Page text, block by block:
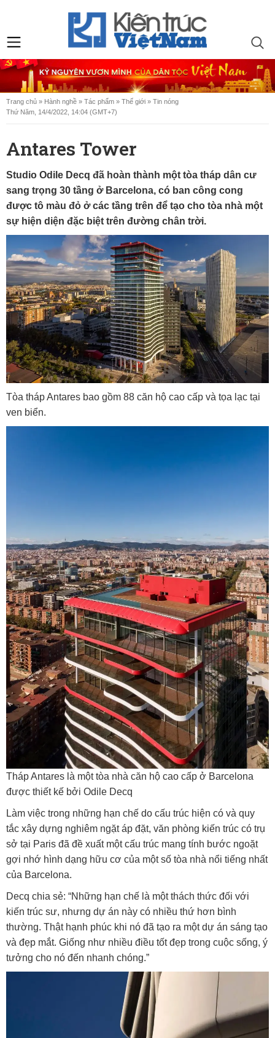
Trang chủ » Hành nghề » Tác phẩm » Thế giới » Tin nóng
Thứ Năm, 14/4/2022, 14:04 (GMT+7)
Antares Tower
Studio Odile Decq đã hoàn thành một tòa tháp dân cư
sang trọng 30 tầng ở Barcelona, ​​có ban công cong
được tô màu đỏ ở các tầng trên để tạo cho tòa nhà một
sự hiện diện đặc biệt trên đường chân trời.
Tòa tháp Antares bao gồm 88 căn hộ cao cấp và tọa lạc tại
ven biển.
Tháp Antares là một tòa nhà căn hộ cao cấp ở Barcelona
được thiết kế bởi Odile Decq
Làm việc trong những hạn chế do cấu trúc hiện có và quy
tắc xây dựng nghiêm ngặt áp đặt, văn phòng kiến ​​trúc có trụ
sở tại Paris đã đề xuất một cấu trúc mang tính bước ngoặt
gợi nhớ hình dạng hữu cơ của một số tòa nhà nổi tiếng nhất
của Barcelona.
Decq chia sẻ: “Những hạn chế là một thách thức đối với
kiến ​​trúc sư, nhưng dự án này có nhiều thứ hơn bình
thường. Thật hạnh phúc khi nó đã tạo ra một dự án sáng tạo
và đẹp mắt. Giống như nhiều điều tốt đẹp trong cuộc sống, ý
tưởng cho nó đến nhanh chóng.”